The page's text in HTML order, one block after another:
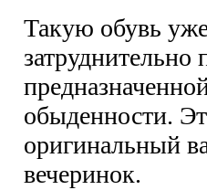
Такую обувь
затруднительно
обыденности.
оригинальный
вечеринок.